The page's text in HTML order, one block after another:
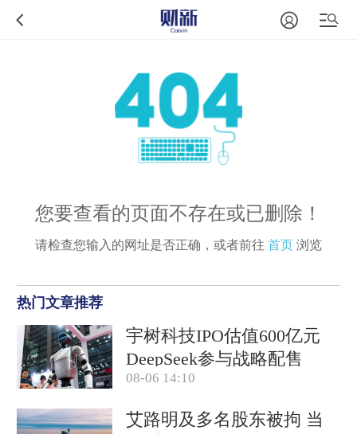
您要查看的页面不存在或已删除！
请检查您输入的网址是否正确，或者前往 首页 浏览
热门文章推荐
宇树科技IPO估值600亿元
DeepSeek参与战略配售
08-06 14:10
艾路明及多名股东被拘 当